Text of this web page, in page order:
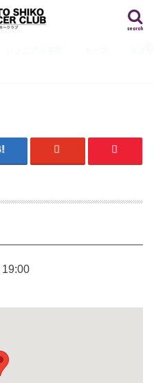
search
19:00